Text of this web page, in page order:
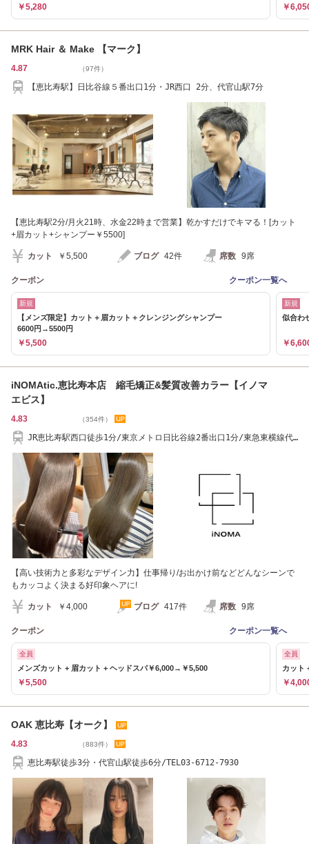
￥5,280 ￥
MRK Hair ＆ Make 【マーク】
4.87 （97件）
【恵比寿駅】日比谷線５番出口1分・JR西口 2分、代官山駅7分
【恵比寿駅2分/月火21時、水金22時まで営業】乾かすだけでキマる！[カット
+眉カット+シャンプー￥5500]
カット ￥5,500 ブログ 42件 席数 9席
クーポン クーポン一覧へ
新規
【メンズ限定】カット＋眉カット＋クレンジングシャンプー
6600円→5500円
￥5,500
新規
似合わ
￥
iNOMAtic.恵比寿本店 縮毛矯正&髪質改善カラー【イノマ
エビス】
4.83 （354件）
JR恵比寿駅西口徒歩1分/東京メトロ日比谷線2番出口1分/東急東横線代
【高い技術力と多彩なデザイン力】仕事帰り/お出かけ前などどんなシーンで
もカッコよく決まる好印象ヘアに!
カット ￥4,000 ブログ 417件 席数 9席
クーポン クーポン一覧へ
全員
メンズカット + 眉カット + ヘッドスパ￥6,000→￥5,500
￥5,500
全員
カット
￥
OAK 恵比寿【オーク】
4.83 （883件）
恵比寿駅徒歩3分・代官山駅徒歩6分/TEL03-6712-7930